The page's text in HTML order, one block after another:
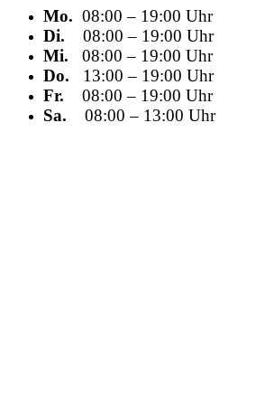
Mo. 08:00 – 19:00 Uhr
Di. 08:00 – 19:00 Uhr
Mi. 08:00 – 19:00 Uhr
Do. 13:00 – 19:00 Uhr
Fr. 08:00 – 19:00 Uhr
Sa. 08:00 – 13:00 Uhr